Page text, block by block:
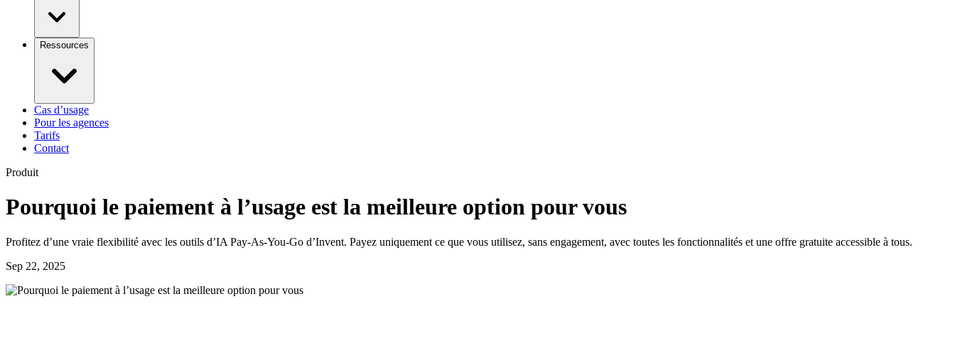
Ressources
Cas d’usage
Pour les agences
Tarifs
Contact
Produit
Pourquoi le paiement à l’usage est la meilleure option pour vous
Profitez d’une vraie flexibilité avec les outils d’IA Pay-As-You-Go d’Invent. Payez uniquement ce que vous utilisez, sans engagement, avec toutes les fonctionnalités et une offre gratuite accessible à tous.
Sep 22, 2025